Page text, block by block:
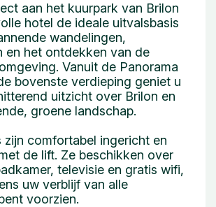
aan het kuurpark van Brilon
hotel de ideale uitvalsbasis
wandelingen,
en het ontdekken van de
Vanuit de Panorama
bovenste verdieping geniet u
uitzicht over Brilon en
groene landschap.
zijn comfortabel ingericht en
de lift. Ze beschikken over
televisie en gratis wifi,
uw verblijf van alle
voorzien.